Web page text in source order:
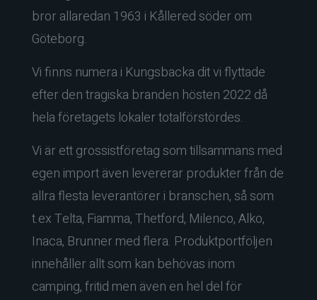
bror allaredan 1963 i Kållered söder om
Göteborg.
Vi finns numera i Kungsbacka dit vi flyttade
efter den tragiska branden hösten 2022 då
hela företagets lokaler totalförstördes.
Vi är ett grossistföretag som tillsammans med
egen import även levererar produkter från de
allra flesta leverantörer i branschen, så som
t.ex Telta, Fiamma, Thetford, Milenco, Alko,
Inaca, Brunner med flera. Produktportföljen
innehåller allt som kan behövas inom
camping, fritid men även en hel del för